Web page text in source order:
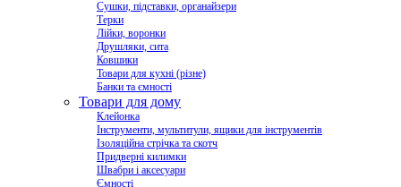
Сушки, підставки, органайзери
Терки
Лійки, воронки
Друшляки, сита
Ковшики
Товари для кухні (різне)
Банки та ємності
Товари для дому
Клейонка
Інструменти, мультитули, ящики для інструментів
Ізоляційна стрічка та скотч
Придверні килимки
Швабри і аксесуари
Ємності